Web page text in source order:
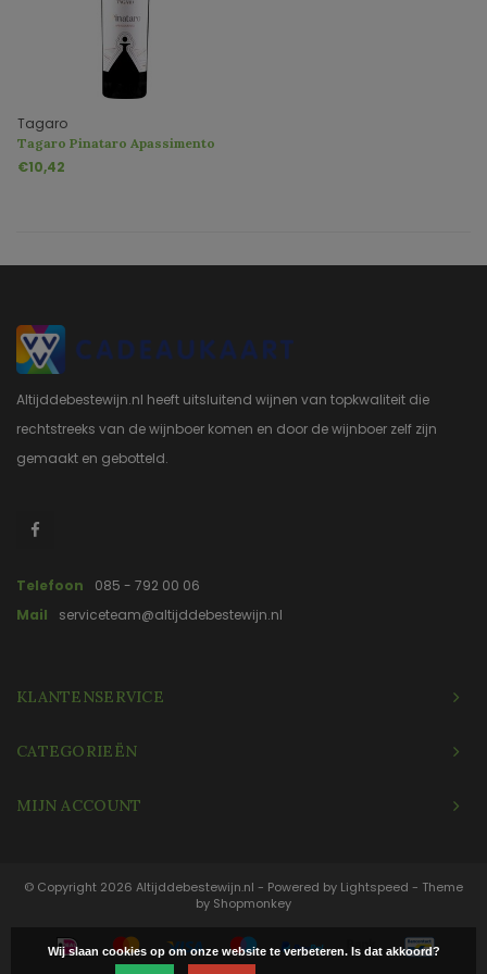
Tagaro
Tagaro Pinataro Apassimento
Puglia IGP
€10,42
Altijddebestewijn.nl heeft uitsluitend wijnen van topkwaliteit die
rechtstreeks van de wijnboer komen en door de wijnboer zelf zijn
gemaakt en gebotteld.
Telefoon
085 - 792 00 06
Mail
serviceteam@altijddebestewijn.nl
KLANTENSERVICE
CATEGORIEËN
MIJN ACCOUNT
© Copyright 2026 Altijddebestewijn.nl - Powered by Lightspeed - Theme
by Shopmonkey
Wij slaan cookies op om onze website te verbeteren. Is dat akkoord?